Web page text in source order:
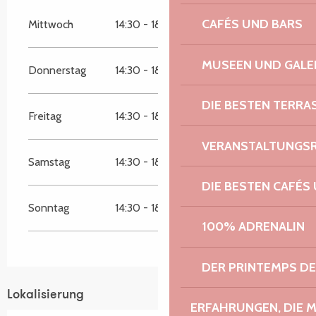
CAFÉS UND BARS
MUSEEN UND
DIE BESTEN
DIE BESTEN
100% ADRENALIN
DER PRINTEMPS
ERFAHRUNGEN, DIE
Mittwoch 14:30 - 18:00
Donnerstag 14:30 - 18:00
Freitag 14:30 - 18:00
Samstag 14:30 - 18:00
Sonntag 14:30 - 18:00
Lokalisierung